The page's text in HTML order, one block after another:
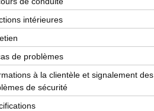
intérieures
de problèmes
à la clientèle et signalement des
de sécurité